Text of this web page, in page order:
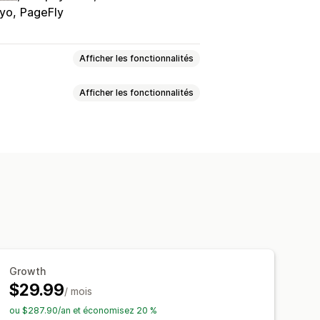
PageFly
Afficher les fonctionnalités
Afficher les fonctionnalités
sociaux Pop-ups
Migration des avis
Growth
$29.99/ mois
ou $287.90/an et économisez 20 %